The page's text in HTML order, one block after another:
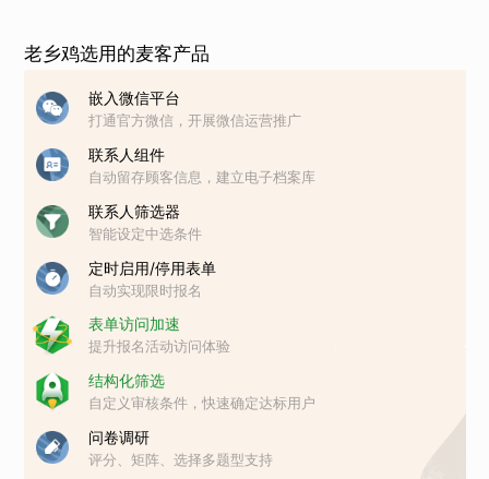
老乡鸡选用的麦客产品
嵌入微信平台
打通官方微信，开展微信运营推广
联系人组件
自动留存顾客信息，建立电子档案库
联系人筛选器
智能设定中选条件
定时启用/停用表单
自动实现限时报名
表单访问加速
提升报名活动访问体验
结构化筛选
自定义审核条件，快速确定达标用户
问卷调研
评分、矩阵、选择多题型支持